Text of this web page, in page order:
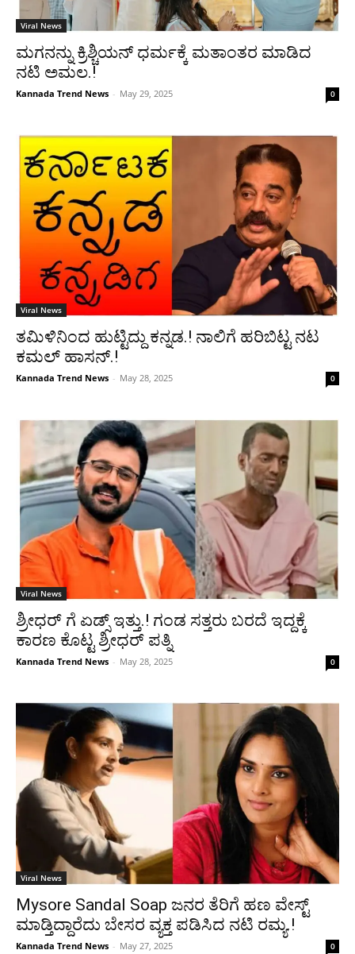
Viral News
ಮಗನನ್ನು ಕ್ರಿಶ್ಚಿಯನ್ ಧರ್ಮಕ್ಕೆ ಮತಾಂತರ ಮಾಡಿದ
ನಟಿ ಅಮಲ.!
Kannada Trend News - May 29, 2025 0
Viral News
ತಮಿಳಿನಿಂದ ಹುಟ್ಟಿದ್ದು ಕನ್ನಡ.! ನಾಲಿಗೆ ಹರಿಬಿಟ್ಟ ನಟ
ಕಮಲ್ ಹಾಸನ್.!
Kannada Trend News - May 28, 2025 0
Viral News
ಶ್ರೀಧರ್ ಗೆ ಏಡ್ಸ್ ಇತ್ತು.! ಗಂಡ ಸತ್ತರು ಬರದೆ ಇದ್ದಕ್ಕೆ
ಕಾರಣ ಕೊಟ್ಟ ಶ್ರೀಧರ್ ಪತ್ನಿ
Kannada Trend News - May 28, 2025 0
Viral News
Mysore Sandal Soap ಜನರ ತೆರಿಗೆ ಹಣ ವೇಸ್ಟ್
ಮಾಡ್ತಿದ್ದಾರೆದು ಬೇಸರ ವ್ಯಕ್ತ ಪಡಿಸಿದ ನಟಿ ರಮ್ಯ.!
Kannada Trend News - May 27, 2025 0